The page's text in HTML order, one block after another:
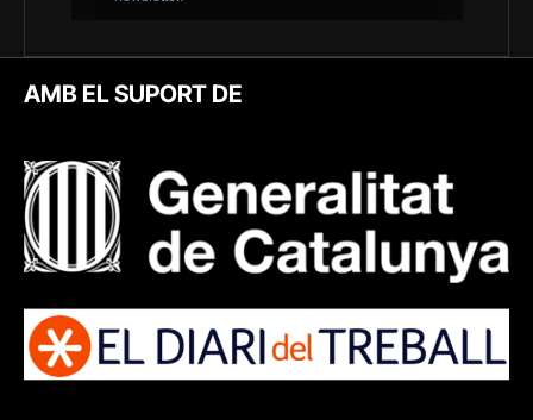
AMB EL SUPORT DE